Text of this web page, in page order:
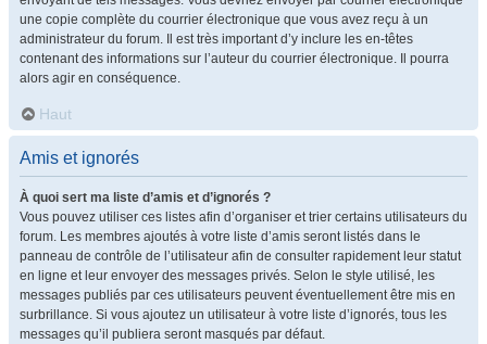
une copie complète du courrier électronique que vous avez reçu à un
administrateur du forum. Il est très important d’y inclure les en-têtes
contenant des informations sur l’auteur du courrier électronique. Il pourra
alors agir en conséquence.
Haut
Amis et ignorés
À quoi sert ma liste d’amis et d’ignorés ?
Vous pouvez utiliser ces listes afin d’organiser et trier certains utilisateurs du
forum. Les membres ajoutés à votre liste d’amis seront listés dans le
panneau de contrôle de l’utilisateur afin de consulter rapidement leur statut
en ligne et leur envoyer des messages privés. Selon le style utilisé, les
messages publiés par ces utilisateurs peuvent éventuellement être mis en
surbrillance. Si vous ajoutez un utilisateur à votre liste d’ignorés, tous les
messages qu’il publiera seront masqués par défaut.